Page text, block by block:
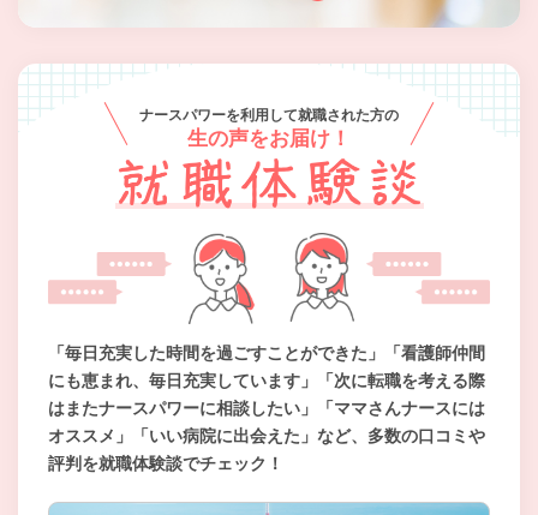
ナースパワーを利用して就職された方の
生の声をお届け！
「毎日充実した時間を過ごすことができた」「看護師仲間
にも恵まれ、毎日充実しています」「次に転職を考える際
はまたナースパワーに相談したい」「ママさんナースには
オススメ」「いい病院に出会えた」など、多数の口コミや
評判を就職体験談でチェック！